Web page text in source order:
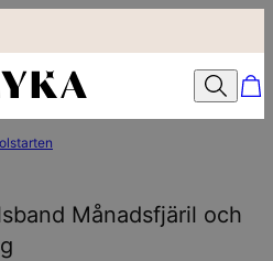
Månadsfjäril och